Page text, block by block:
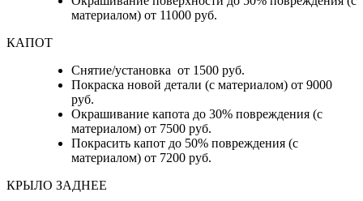
материалом) от 11000 руб.
КАПОТ
Снятие/установка от 1500 руб.
Покраска новой детали (с материалом) от 9000
руб.
Окрашивание капота до 30% повреждения (с
материалом) от 7500 руб.
Покрасить капот до 50% повреждения (с
материалом) от 7200 руб.
КРЫЛО ЗАДНЕЕ